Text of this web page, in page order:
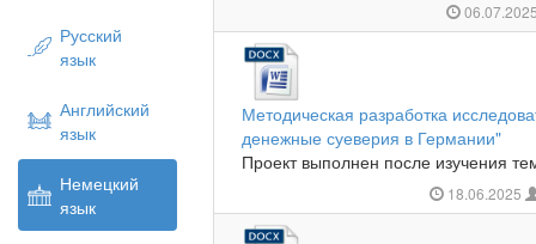
Русский
язык
Английский
язык
Немецкий
язык
Методическая разработка
денежные суеверия в Германии"
Проект выполнен после изучения
18.06.2025